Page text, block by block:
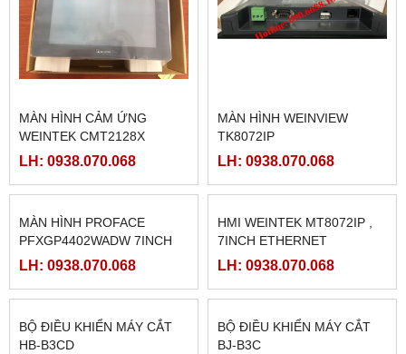
MÀN HÌNH CẢM ỨNG
WEINTEK CMT2128X
LH: 0938.070.068
MÀN HÌNH WEINVIEW
TK8072IP
LH: 0938.070.068